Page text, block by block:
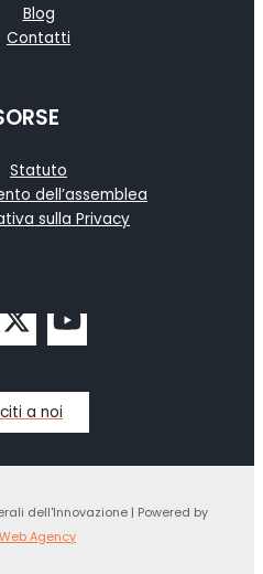
Blog
Contatti
Statuto
dell’assemblea
sulla Privacy
a noi
dell'Innovazione | Powered by
Agency